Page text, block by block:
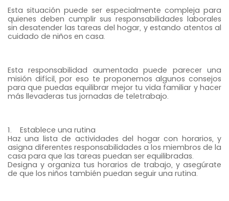
Esta situación puede ser especialmente compleja para
quienes deben cumplir sus responsabilidades laborales
sin desatender las tareas del hogar, y estando atentos al
cuidado de niños en casa.
Esta responsabilidad aumentada puede parecer una
misión difícil, por eso te proponemos algunos consejos
para que puedas equilibrar mejor tu vida familiar y hacer
más llevaderas tus jornadas de teletrabajo.
1. Establece una rutina
Haz una lista de actividades del hogar con horarios, y
asigna diferentes responsabilidades a los miembros de la
casa para que las tareas puedan ser equilibradas.
Designa y organiza tus horarios de trabajo, y asegúrate
de que los niños también puedan seguir una rutina.